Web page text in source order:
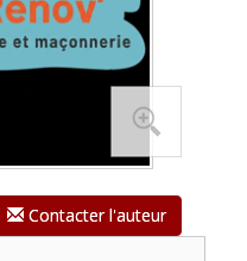
Contacter l'auteur